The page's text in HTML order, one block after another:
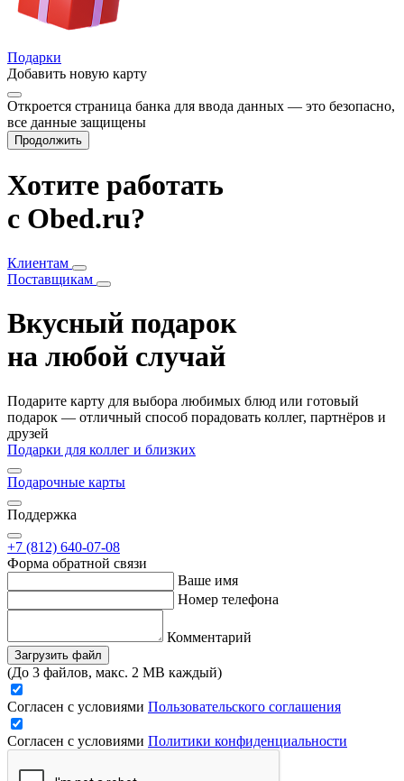
Подарки
Добавить новую карту
Откроется страница банка для ввода данных — это безопасно,
все данные защищены
Продолжить
Хотите работать
с Obed.ru?
Клиентам
Поставщикам
Вкусный подарок
на любой случай
Подарите карту для выбора любимых блюд или готовый
подарок — отличный способ порадовать коллег, партнёров и
друзей
Подарки для коллег и близких
Подарочные карты
Поддержка
+7 (812) 640-07-08
Форма обратной связи
Ваше имя
Номер телефона
Комментарий
Загрузить файл
(До 3 файлов, макс. 2 MB каждый)
Согласен с условиями Пользовательского соглашения
Согласен с условиями Политики конфиденциальности